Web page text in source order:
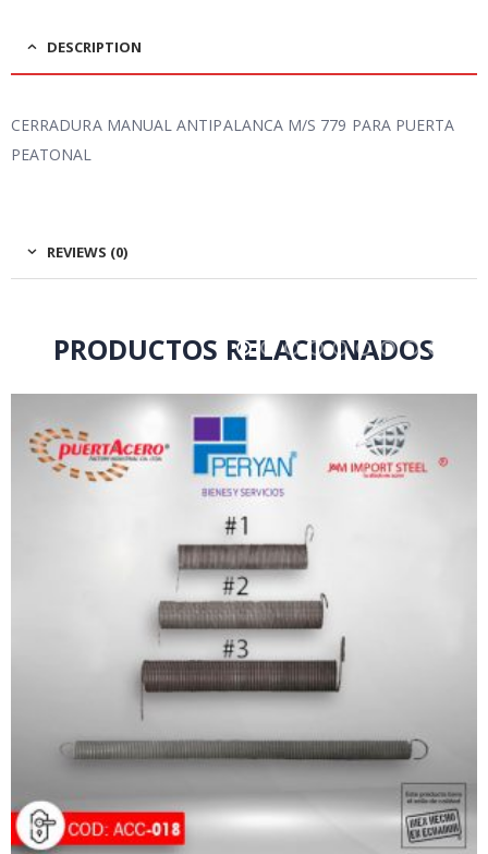
DESCRIPTION
CERRADURA MANUAL ANTIPALANCA M/S 779 PARA PUERTA
PEATONAL
REVIEWS (0)
PRODUCTOS RELACIONADOS